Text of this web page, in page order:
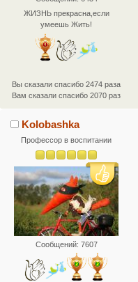
ЖИЗНЬ прекрасна,если
умеешь Жить!
Вы сказали спасибо 2474 раза
Вам сказали спасибо 2070 раз
Kolobashka
Профессор в воспитании
Сообщений: 7607